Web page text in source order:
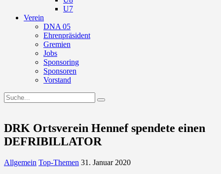
U7
Verein
DNA 05
Ehrenpräsident
Gremien
Jobs
Sponsoring
Sponsoren
Vorstand
DRK Ortsverein Hennef spendete einen
DEFRIBILLATOR
Allgemein Top-Themen 31. Januar 2020